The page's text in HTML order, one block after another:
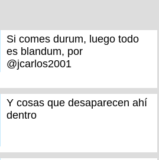
Si comes durum, luego todo
es blandum, por
@jcarlos2001
Y cosas que desaparecen ahí
dentro